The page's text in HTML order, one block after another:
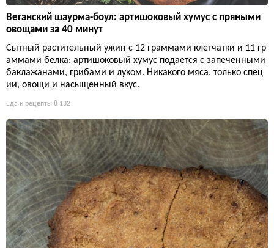
Веганский шаурма-боул: артишоковый хумус с пряными
овощами за 40 минут
Сытный растительный ужин с 12 граммами клетчатки и 11 гр
аммами белка: артишоковый хумус подается с запеченными
баклажанами, грибами и луком. Никакого мяса, только спец
ии, овощи и насыщенный вкус.
Еда и рецепты 8 132